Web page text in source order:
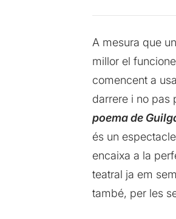
A mesura que
millor el
comencent a
darrere i no pas
poema de
és un
encaixa a la
teatral ja em
també, per les